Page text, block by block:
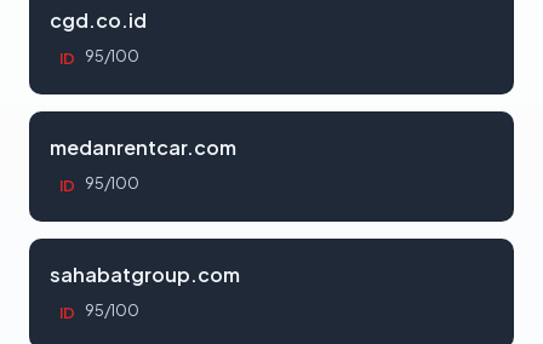
cgd.co.id
ID 95/100
medanrentcar.com
ID 95/100
sahabatgroup.com
ID 95/100